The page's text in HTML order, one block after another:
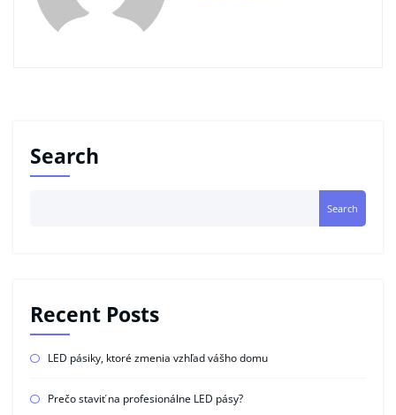
Search
Search
Recent Posts
LED pásiky, ktoré zmenia vzhľad vášho domu
Prečo staviť na profesionálne LED pásy?